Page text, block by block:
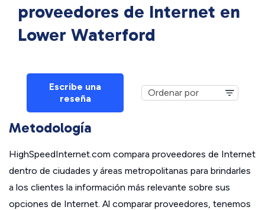
proveedores de Internet en
Lower Waterford
Escribe una
reseña
Metodología
HighSpeedInternet.com compara proveedores de Internet
dentro de ciudades y áreas metropolitanas para brindarles
a los clientes la información más relevante sobre sus
opciones de Internet. Al comparar proveedores, tenemos